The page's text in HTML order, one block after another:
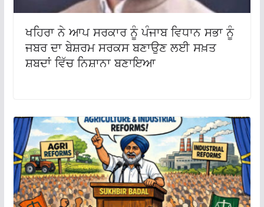
ਖਹਿਰਾ ਨੇ ਆਪ ਸਰਕਾਰ ਨੂੰ ਪੰਜਾਬ ਵਿਧਾਨ ਸਭਾ ਨੂੰ
ਜਬਰ ਦਾ ਬੇਸ਼ਰਮ ਸਰਕਸ ਬਣਾਉਣ ਲਈ ਸਖ਼ਤ
ਸ਼ਬਦਾਂ ਵਿੱਚ ਨਿਸ਼ਾਨਾ ਬਣਾਇਆ